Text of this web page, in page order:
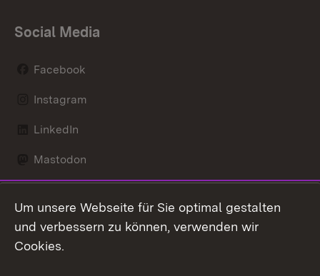
Social Media
Facebook
Instagram
LinkedIn
Mastodon
X / Twitter
Youtube
Um unsere Webseite für Sie optimal gestalten
und verbessern zu können, verwenden wir
Cookies.